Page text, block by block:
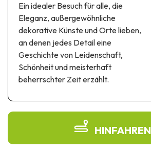
Automobil- & Eisenbahnerbe
Industrie- & Technikerbe
Regionalprodukte
UNESCO erbe
Unterhaltungs-& Aqua-Parks
Ein idealer Besuch für alle, die
Eleganz, außergewöhnliche
dekorative Künste und Orte lieben,
an denen jedes Detail eine
Geschichte von Leidenschaft,
Schönheit und meisterhaft
beherrschter Zeit erzählt.
HINFAHREN